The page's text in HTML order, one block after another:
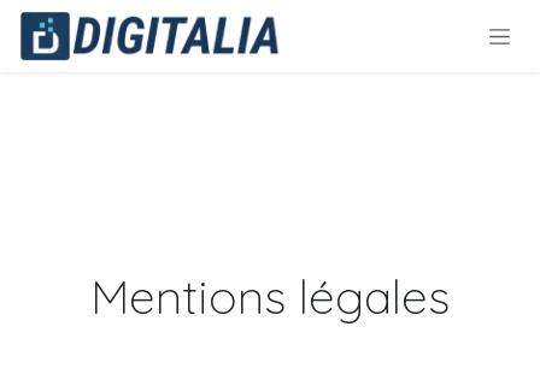
Ir al contenido
Mentions légales